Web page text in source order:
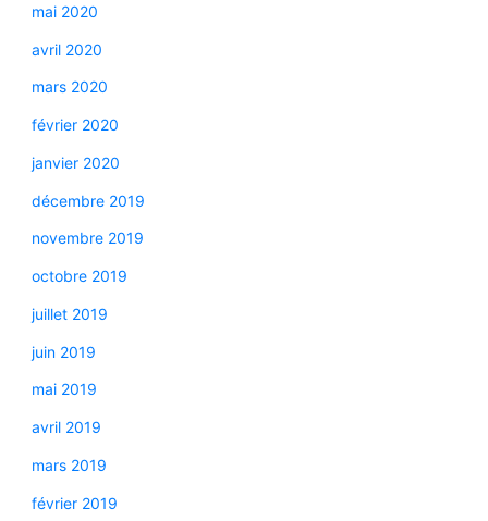
mai 2020
avril 2020
mars 2020
février 2020
janvier 2020
décembre 2019
novembre 2019
octobre 2019
juillet 2019
juin 2019
mai 2019
avril 2019
mars 2019
février 2019